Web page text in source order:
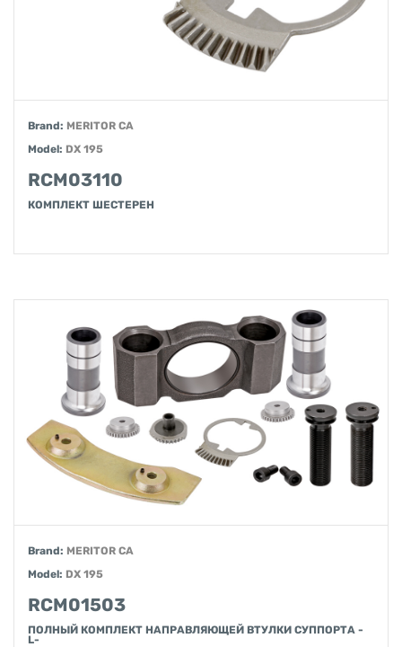
Brand: MERITOR CA
Model: DX 195
RCM03110
КОМПЛЕКТ ШЕСТЕРЕН
Brand: MERITOR CA
Model: DX 195
RCM01503
ПОЛНЫЙ КОМПЛЕКТ НАПРАВЛЯЮЩЕЙ ВТУЛКИ СУППОРТА -
L-